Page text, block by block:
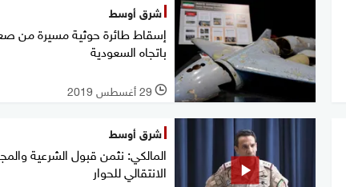
شرق أوسط
إسقاط طائرة حوثية مسيرة من
باتجاه السعودية
l 29 أغسطس 2019
شرق أوسط
المالكي: نثمن قبول الشرعية
الانتقالي للحوار